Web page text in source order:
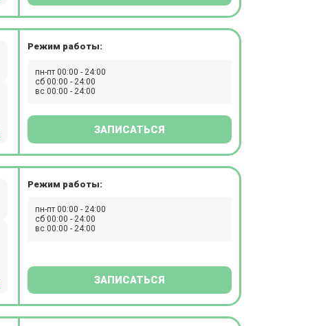
Режим работы:
пн-пт 00:00 - 24:00
сб 00:00 - 24:00
вс 00:00 - 24:00
ЗАПИСАТЬСЯ
Режим работы:
пн-пт 00:00 - 24:00
сб 00:00 - 24:00
вс 00:00 - 24:00
ЗАПИСАТЬСЯ